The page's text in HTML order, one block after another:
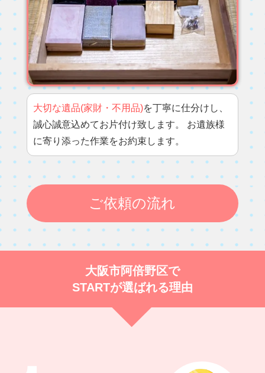
大切な遺品(家財・不用品)を丁寧に仕分けし、
誠心誠意込めてお片付け致します。 お遺族様
に寄り添った作業をお約束します。
ご依頼の流れ
大阪市阿倍野区で
STARTが選ばれる理由